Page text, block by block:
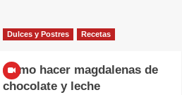
Dulces y Postres Recetas
Cómo hacer magdalenas de
chocolate y leche